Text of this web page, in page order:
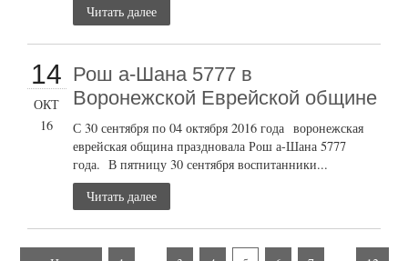
Читать далее
14
ОКТ
16
Рош а-Шана 5777 в
Воронежской Еврейской общине
С 30 сентября по 04 октября 2016 года воронежская
еврейская община праздновала Рош а-Шана 5777
года. В пятницу 30 сентября воспитанники...
Читать далее